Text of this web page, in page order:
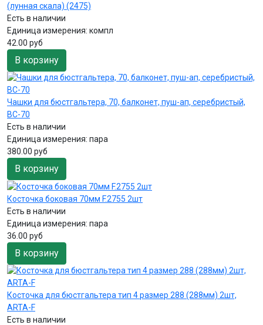
(лунная скала) (2475)
Есть в наличии
Единица измерения: компл
42.00 руб
В корзину
Чашки для бюстгальтера, 70, балконет, пуш-ап, серебристый,
BC-70
Есть в наличии
Единица измерения: пара
380.00 руб
В корзину
Косточка боковая 70мм F.2755 2шт
Есть в наличии
Единица измерения: пара
36.00 руб
В корзину
Косточка для бюстгальтера тип 4 размер 288 (288мм) 2шт,
ARTA-F
Есть в наличии